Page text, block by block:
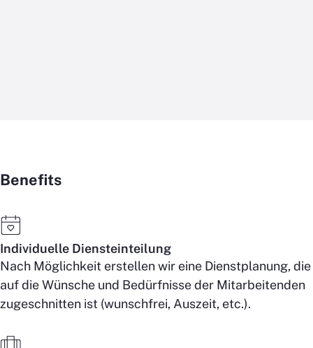
Benefits
Individuelle Diensteinteilung
Nach Möglichkeit erstellen wir eine Dienstplanung, die
auf die Wünsche und Bedürfnisse der Mitarbeitenden
zugeschnitten ist (wunschfrei, Auszeit, etc.).